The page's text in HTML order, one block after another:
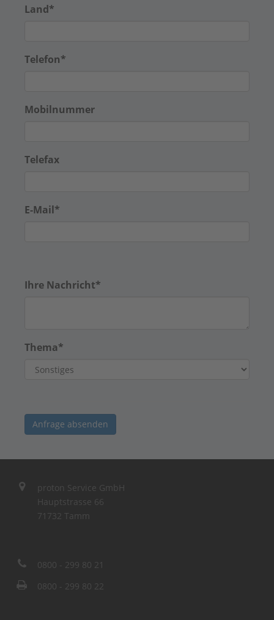
Land*
Telefon*
Mobilnummer
Telefax
E-Mail*
Ihre Nachricht*
Thema*
Anfrage absenden
proton Service GmbH
Hauptstrasse 66
71732 Tamm
0800 - 299 80 21
0800 - 299 80 22